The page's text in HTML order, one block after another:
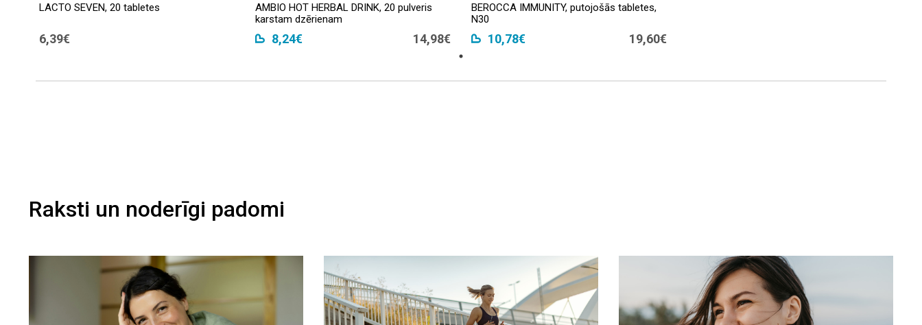
LACTO SEVEN, 20 tabletes
6,39€
AMBIO HOT HERBAL DRINK, 20 pulveris
karstam dzērienam
8,24€ 14,98€
BEROCCA IMMUNITY, putojošās tabletes,
N30
10,78€ 19,60€
Raksti un noderīgi padomi